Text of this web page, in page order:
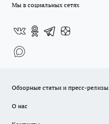
Мы в социальных сетях
Обзорные статьи и пресс-релизы
О нас